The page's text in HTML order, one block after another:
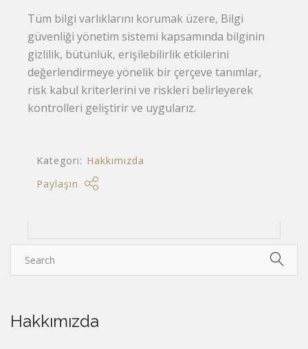
Tüm bilgi varlıklarını korumak üzere, Bilgi
güvenliği yönetim sistemi kapsamında bilginin
gizlilik, bütünlük, erişilebilirlik etkilerini
değerlendirmeye yönelik bir çerçeve tanımlar,
risk kabul kriterlerini ve riskleri belirleyerek
kontrolleri geliştirir ve uygularız.
Kategori: Hakkımızda
Paylaşın
Hakkımızda